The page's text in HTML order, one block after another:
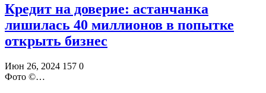
Кредит на доверие: астанчанка
лишилась 40 миллионов в попытке
открыть бизнес
Июн 26, 2024 157 0
Фото ©️…